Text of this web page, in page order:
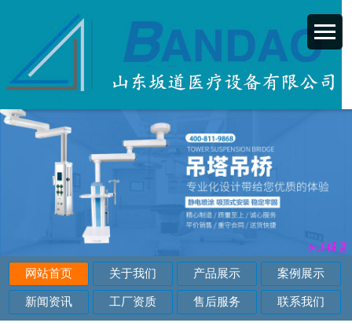
网站首页 关于我们 产品展示 案例展示
新闻资讯 工厂资质 售后服务 联系我们